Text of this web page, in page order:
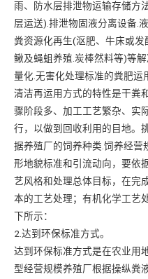
雨、防水层排泄物运输存储方
层运送).排泄物固液分离设备.
粪资源化再生(沤肥、牛床或
鳅及蝇蛆养殖.炭棒然料等)等
量化.无害化处理标准的粪肥运
清洁再运用方式的特性是干粪
骤阶段多、加工工艺繁杂、实
行，以做到回收利用的目地。
据养殖厂的饲养种类.饲养经营
形地貌标准和引流动向，要依
艺风格和处理总体目标，在完
本的工艺处理；有机化学工艺
下所示：
2.达到环保标准方式。
达到环保标准方式是在农业用
型经营规模养殖厂根据操纵粪